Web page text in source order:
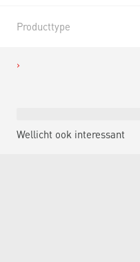
Producttype
Wellicht ook interessant